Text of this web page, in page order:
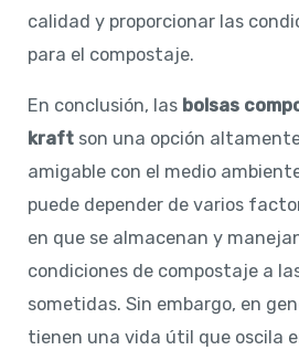
calidad y proporcionar las
para el compostaje.
En conclusión, las bolsas
kraft son una opción
amigable con el medio
puede depender de varios
en que se almacenan y
condiciones de compostaje a
sometidas. Sin embargo, en
tienen una vida útil que oscila